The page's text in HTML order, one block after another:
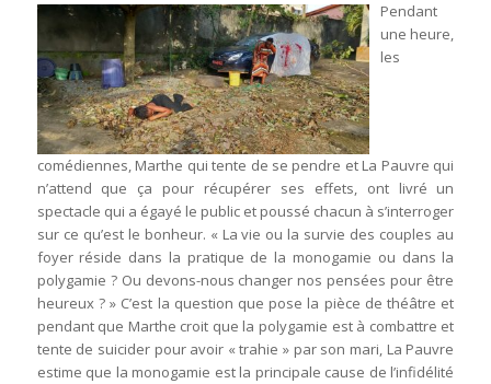
Pendant
une heure,
les
comédiennes, Marthe qui tente de se pendre et La Pauvre qui
n’attend que ça pour récupérer ses effets, ont livré un
spectacle qui a égayé le public et poussé chacun à s’interroger
sur ce qu’est le bonheur. « La vie ou la survie des couples au
foyer réside dans la pratique de la monogamie ou dans la
polygamie ? Ou devons-nous changer nos pensées pour être
heureux ? » C’est la question que pose la pièce de théâtre et
pendant que Marthe croit que la polygamie est à combattre et
tente de suicider pour avoir « trahie » par son mari, La Pauvre
estime que la monogamie est la principale cause de l’infidélité